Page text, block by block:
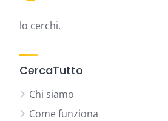
lo cerchi.
CercaTutto
Chi siamo
Come funziona